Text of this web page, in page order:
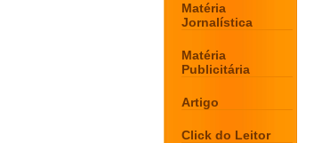
Matéria
Jornalística
Matéria
Publicitária
Artigo
Click do Leitor